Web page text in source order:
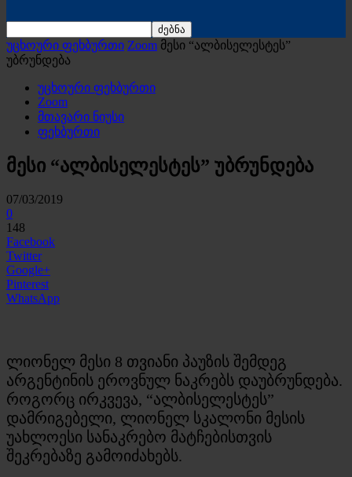
უცხოური ფეხბურთი Zoom მესი “ალბისელესტეს”
უბრუნდება
უცხოური ფეხბურთი
Zoom
მთავარი ნიუსი
ფეხბურთი
მესი “ალბისელესტეს” უბრუნდება
07/03/2019
0
148
Facebook
Twitter
Google+
Pinterest
WhatsApp
ლიონელ მესი 8 თვიანი პაუზის შემდეგ
არგენტინის ეროვნულ ნაკრებს დაუბრუნდება.
როგორც ირკვევა, “ალბისელესტეს”
დამრიგებელი, ლიონელ სკალონი მესის
უახლოესი სანაკრებო მატჩებისთვის
შეკრებაზე გამოიძახებს.